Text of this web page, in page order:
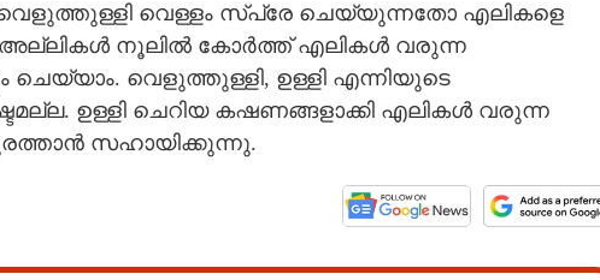
വെള്ളം സ്‌പ്രേ ചെയ്യുന്നതോ എലികളെ
നൂലിൽ കോർത്ത് എലികൾ വരുന്ന
വെളുത്തുള്ളി, ഉള്ളി എന്നിയുടെ
ഉള്ളി ചെറിയ കഷണങ്ങളാക്കി എലികൾ വരുന്ന
സഹായിക്കുന്നു.